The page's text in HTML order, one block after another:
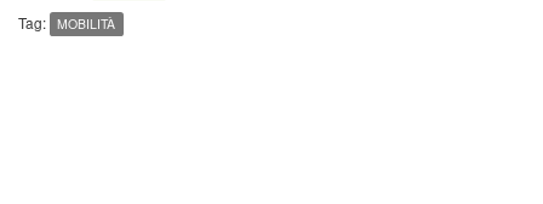
Tag: MOBILITÀ